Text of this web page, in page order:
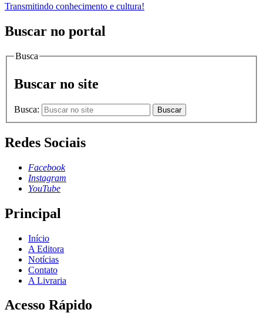
Transmitindo conhecimento e cultura!
Buscar no portal
Busca
Buscar no site
Busca: Buscar
Redes Sociais
Facebook
Instagram
YouTube
Principal
Início
A Editora
Notícias
Contato
A Livraria
Acesso Rápido